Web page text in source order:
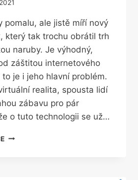
pomalu, ale jistě míří nový
který tak trochu obrátil trh
naruby. Je výhodný,
záštitou internetového
je i jeho hlavní problém.
realita, spousta lidí
zábavu pro pár
o tuto technologii se už…
ZUCKERBERGOVY